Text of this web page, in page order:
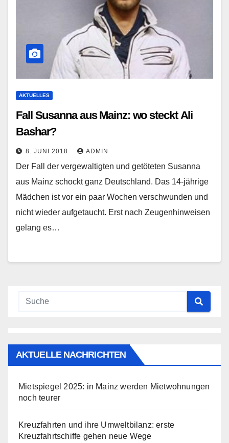
AKTUELLES
Fall Susanna aus Mainz: wo steckt Ali
Bashar?
8. JUNI 2018 ADMIN
Der Fall der vergewaltigten und getöteten Susanna
aus Mainz schockt ganz Deutschland. Das 14-jährige
Mädchen ist vor ein paar Wochen verschwunden und
nicht wieder aufgetaucht. Erst nach Zeugenhinweisen
gelang es…
AKTUELLE NACHRICHTEN
Mietspiegel 2025: in Mainz werden Mietwohnungen
noch teurer
Kreuzfahrten und ihre Umweltbilanz: erste
Kreuzfahrtschiffe gehen neue Wege